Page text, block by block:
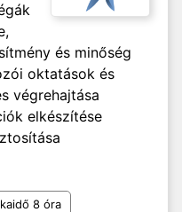
és minőség
oktatások és
végrehajtása
elkészítése
8 óra